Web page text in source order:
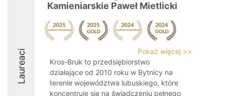
Laureaci
Kamieniarskie Paweł Mietlicki
Pokaż więcej >>
Kros-Bruk to przedsiębiorstwo
działające od 2010 roku w Bytnicy na
terenie województwa lubuskiego, które
koncentruje się na świadczeniu pełnego